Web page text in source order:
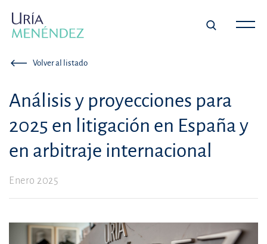
Volver al listado
Análisis y proyecciones para
2025 en litigación en España y
en arbitraje internacional
Enero 2025